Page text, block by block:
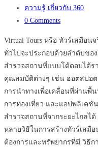
published:
Post
category:
ความรู้ เกี่ยวกับ 360
Post
0 Comments
Virtual Tours หรือ ทัวร์เสมือ
ทั่วไปจะประกอบด้วยลำดับขอ
สำรวจสถานที่แบบโต้ตอบได้ร
คุณสมบัติต่างๆ เช่น ฮอตสปอ
การนำทางเพื่อเคลื่อนที่ผ่านพื้
การท่องเที่ยว และแอปพลิเค
สำรวจสถานที่จากระยะไกลได้
หลายวิธีในการสร้างทัวร์เส
ต้องการและทรัพยากรที่มี วิธีก